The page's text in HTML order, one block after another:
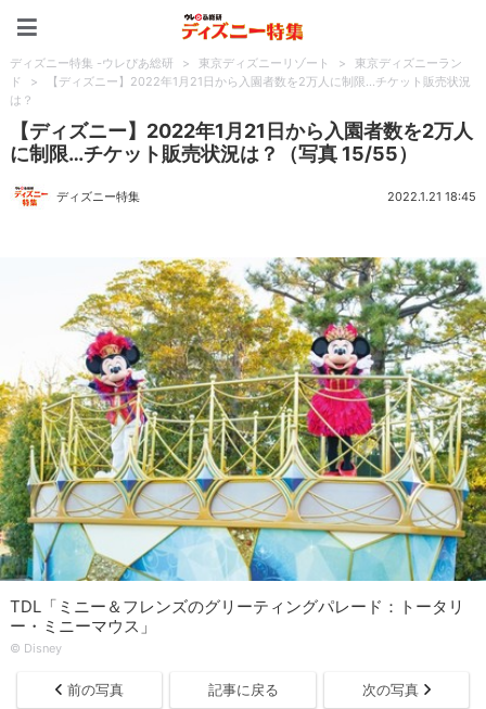
ディズニー特集 -ウレぴあ総研 > 東京ディズニーリゾート >
東京ディズニーラン
ド
>
【ディズニー】2022年1月21日から入園者数を2万人に制限…チケット販売状況
は？
【ディズニー】2022年1月21日から入園者数を2万人
に制限…チケット販売状況は？（写真 15/55）
ディズニー特集 2022.1.21 18:45
TDL「ミニー＆フレンズのグリーティングパレード：トータリ
ー・ミニーマウス」
©︎ Disney
前の写真 記事に戻る 次の写真